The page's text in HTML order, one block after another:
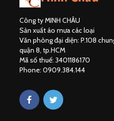
Công ty MINH CHÂU
Sản xuất áo mưa các loại
Văn phòng đại diện: P.108
quận 8, tp.HCM
Mã số thuế: 3401186170
Phone: 0909.384.144